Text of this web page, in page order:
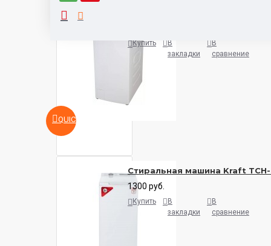
QUICKVIEW
Купить
В
закладки
В
сравнение
Стиральная машина Kraft
1300 руб.
Купить
В
закладки
В
сравнение